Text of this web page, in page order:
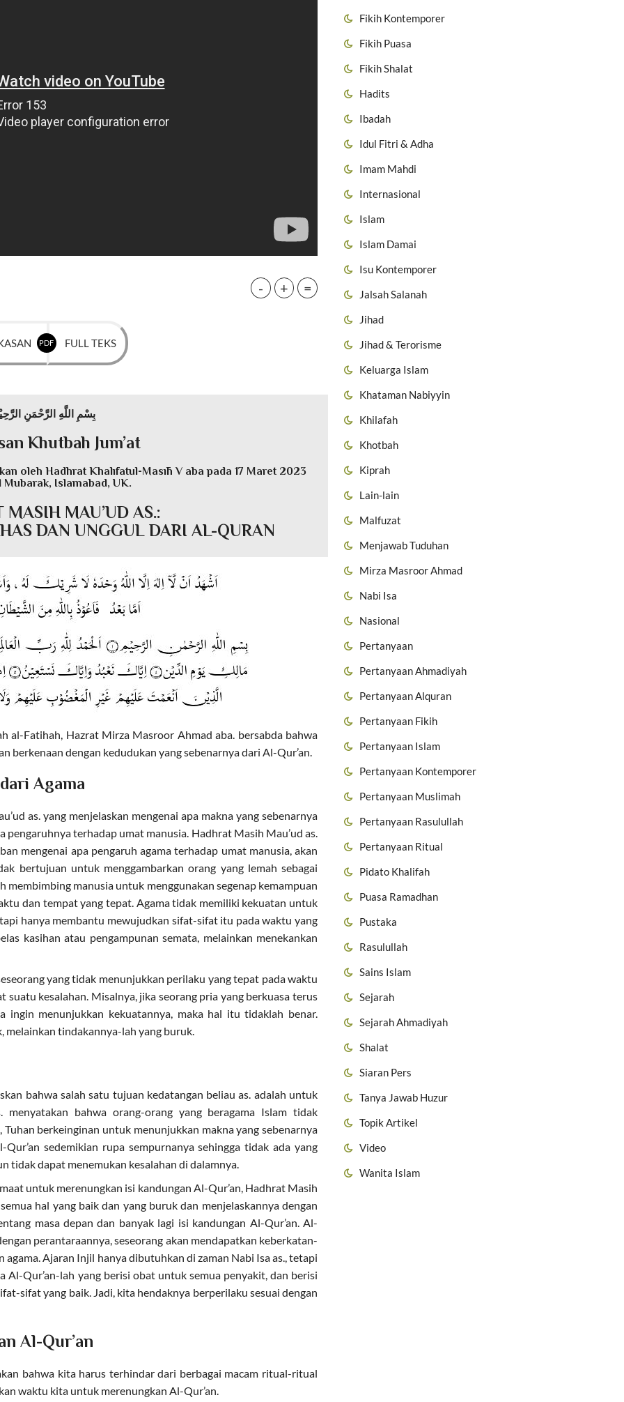
Fikih Kontemporer
Fikih Puasa
Fikih Shalat
Hadits
Ibadah
Idul Fitri & Adha
Imam Mahdi
Internasional
Islam
Islam Damai
Isu Kontemporer
Jalsah Salanah
Jihad
Jihad & Terorisme
Keluarga Islam
Khataman Nabiyyin
Khilafah
Khotbah
Kiprah
Lain-lain
Malfuzat
Menjawab Tuduhan
Mirza Masroor Ahmad
Nabi Isa
Nasional
Pertanyaan
Pertanyaan Ahmadiyah
Pertanyaan Alquran
Pertanyaan Fikih
Pertanyaan Islam
Pertanyaan Kontemporer
Pertanyaan Muslimah
Pertanyaan Rasulullah
Pertanyaan Ritual
Pidato Khalifah
Puasa Ramadhan
Pustaka
Rasulullah
Sains Islam
Sejarah
Sejarah Ahmadiyah
Shalat
Siaran Pers
Tanya Jawab Huzur
Topik Artikel
Video
Wanita Islam
- + =
PDF FULL TEKS
ِبِسْمِ اللَّهِ الرَّحْمَنِ
Khutbah Jum’at
oleh Hadhrat Khalīfatul-Masīh V aba pada 17 Maret 2023
Mubarak, Islamabad, UK.
MASIH MAU’UD AS.:
DAN UNGGUL DARI AL-QURAN
al-Fatihah, Hazrat Mirza Masroor Ahmad aba. bersabda bahwa
berkenaan dengan kedudukan yang sebenarnya dari Al-Qur’an.
Agama
as. yang menjelaskan mengenai apa makna yang sebenarnya
pengaruhnya terhadap umat manusia. Hadhrat Masih Mau’ud as.
mengenai apa pengaruh agama terhadap umat manusia, akan
bertujuan untuk menggambarkan orang yang lemah sebagai
membimbing manusia untuk menggunakan segenap kemampuan
dan tempat yang tepat. Agama tidak memiliki kekuatan untuk
hanya membantu mewujudkan sifat-sifat itu pada waktu yang
kasihan atau pengampunan semata, melainkan menekankan
yang tidak menunjukkan perilaku yang tepat pada waktu
kesalahan. Misalnya, jika seorang pria yang berkuasa terus
ingin menunjukkan kekuatannya, maka hal itu tidaklah benar.
tindakannya-lah yang buruk.
bahwa salah satu tujuan kedatangan beliau as. adalah untuk
menyatakan bahwa orang-orang yang beragama Islam tidak
Tuhan berkeinginan untuk menunjukkan makna yang sebenarnya
sedemikian rupa sempurnanya sehingga tidak ada yang
tidak dapat menemukan kesalahan di dalamnya.
untuk merenungkan isi kandungan Al-Qur’an, Hadhrat Masih
hal yang baik dan yang buruk dan menjelaskannya dengan
masa depan dan banyak lagi isi kandungan Al-Qur’an. Al-
perantaraannya, seseorang akan mendapatkan keberkatan-
Ajaran Injil hanya dibutuhkan di zaman Nabi Isa as., tetapi
Al-Qur’an-lah yang berisi obat untuk semua penyakit, dan berisi
sifat yang baik. Jadi, kita hendaknya berperilaku sesuai dengan
Al-Qur’an
bahwa kita harus terhindar dari berbagai macam ritual-ritual
waktu kita untuk merenungkan Al-Qur’an.